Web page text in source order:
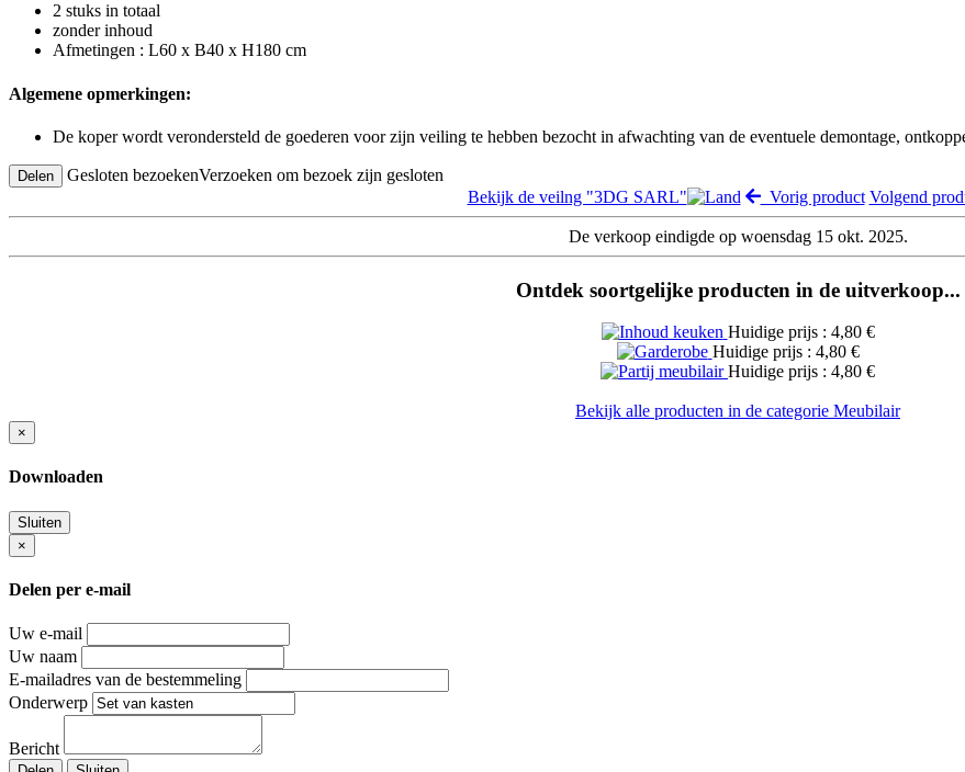
2 stuks in totaal
zonder inhoud
Afmetingen : L60 x B40 x H180 cm
Algemene opmerkingen:
De koper wordt verondersteld de goederen voor zijn veiling te hebben bezocht in afwachting van de eventuele demontage,
Delen Gesloten bezoekenVerzoeken om bezoek zijn gesloten
Bekijk de veilng "3DG SARL"
Vorig product Volgend
De verkoop eindigde op woensdag 15 okt. 2025.
Ontdek soortgelijke producten in de uitverkoop...
Huidige prijs : 4,80 €
Huidige prijs : 4,80 €
Huidige prijs : 4,80 €
Bekijk alle producten in de categorie Meubilair
×
Downloaden
Sluiten
×
Delen per e-mail
Uw e-mail
Uw naam
E-mailadres van de bestemmeling
Onderwerp
Bericht